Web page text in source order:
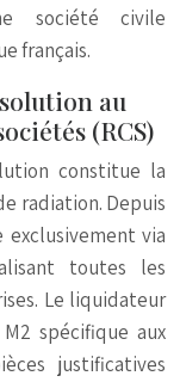
société civile
français.
au
(RCS)
constitue la
radiation. Depuis
via
toutes les
Le liquidateur
spécifique aux
justificatives